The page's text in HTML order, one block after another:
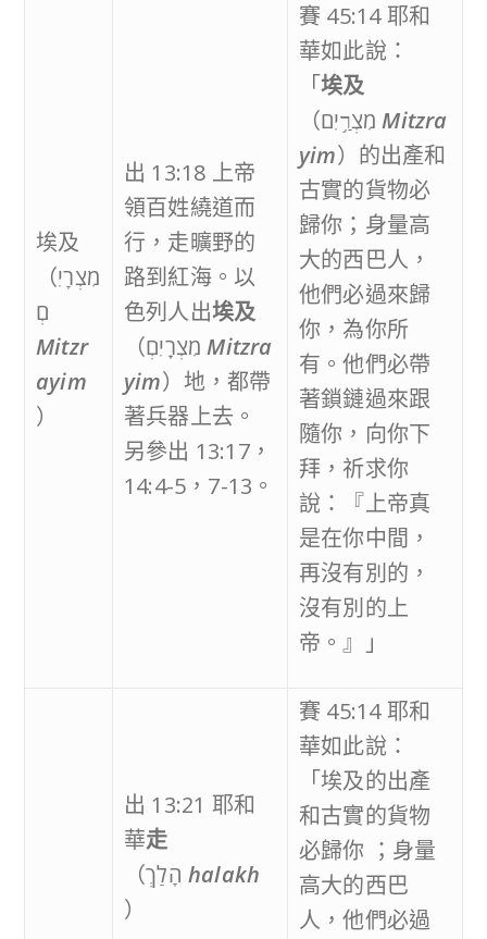
埃及
（מִצְרָיִ
םְ
Mitzr
ayim
）
出 13:18 上帝
領百姓繞道而
行，走曠野的
路到紅海。以
色列人出埃及
（מִצְרָֽיִםְMitzra
yim）地，都帶
著兵器上去。
另參出 13:17，
14:4-5，7-13。
賽 45:14 耶和
華如此說：
「埃及
（מִצְרַ֥יִםMitzra
yim）的出產和
古實的貨物必
歸你；身量高
大的西巴人，
他們必過來歸
你，為你所
有。他們必帶
著鎖鏈過來跟
隨你，向你下
拜，祈求你
說：『上帝真
是在你中間，
再沒有別的，
沒有別的上
帝。』」
出 13:21 耶和
華走
（הָלַךְhalakh
）
賽 45:14 耶和
華如此說：
「埃及的出產
和古實的貨物
必歸你 ；身量
高大的西巴
人，他們必過